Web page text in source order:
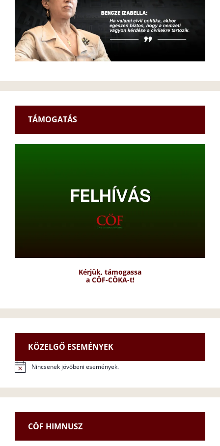
TÁMOGATÁS
Kérjük, támogassa
a CÖF-CÖKA-t!
KÖZELGŐ ESEMÉNYEK
N
t
Nincsenek jövőbeni események.
CÖF HIMNUSZ